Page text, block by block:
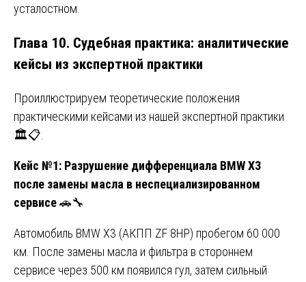
усталостном.
Глава 10. Судебная практика: аналитические
кейсы из экспертной практики
Проиллюстрируем теоретические положения
практическими кейсами из нашей экспертной практики
🏛️📋.
Кейс №1: Разрушение дифференциала BMW X3
после замены масла в неспециализированном
сервисе🚗🔧
Автомобиль BMW X3 (АКПП ZF 8HP) пробегом 60 000
км. После замены масла и фильтра в стороннем
сервисе через 500 км появился гул, затем сильный